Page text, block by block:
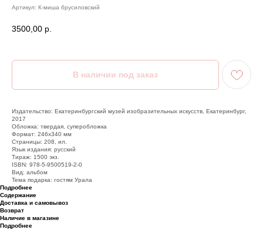
Артикул: К-миша брусиловский
3500,00 р.
Издательство: Екатеринбургский музей изобразительных искусств, Екатеринбург,
2017
Обложка: твердая, суперобложка
Формат: 246х340 мм
Страницы: 208, ил.
Язык издания: русский
Тираж: 1500 экз.
ISBN: 978-5-9500519-2-0
Вид: альбом
Тема подарка: гостям Урала
Подробнее
Содержание
Доставка и самовывоз
Возврат
Наличие в магазине
Подробнее